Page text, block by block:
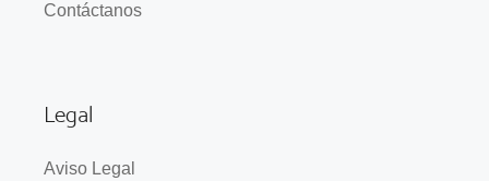
Contáctanos
Legal
Aviso Legal